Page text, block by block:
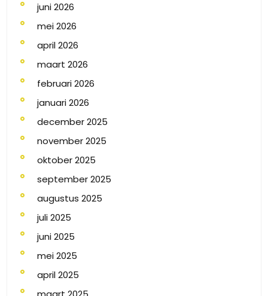
juni 2026
mei 2026
april 2026
maart 2026
februari 2026
januari 2026
december 2025
november 2025
oktober 2025
september 2025
augustus 2025
juli 2025
juni 2025
mei 2025
april 2025